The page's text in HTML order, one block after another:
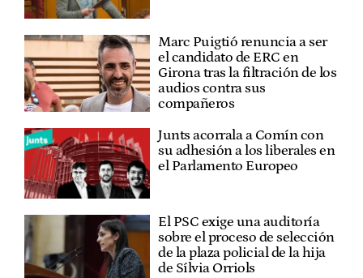
Marc Puigtió renuncia a ser
el candidato de ERC en
Girona tras la filtración de los
audios contra sus
compañeros
Junts acorrala a Comín con
su adhesión a los liberales en
el Parlamento Europeo
El PSC exige una auditoría
sobre el proceso de selección
de la plaza policial de la hija
de Sílvia Orriols